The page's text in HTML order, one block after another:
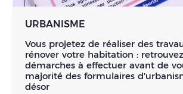
URBANISME
Vous projetez de réaliser des
rénover votre habitation :
démarches à effectuer avant de
majorité des formulaires
désor